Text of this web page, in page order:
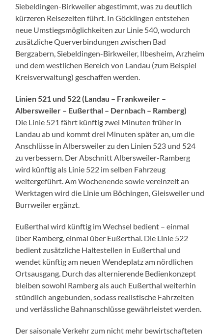
Siebeldingen-Birkweiler abgestimmt, was zu deutlich
kürzeren Reisezeiten führt. In Göcklingen entstehen
neue Umstiegsmöglichkeiten zur Linie 540, wodurch
zusätzliche Querverbindungen zwischen Bad
Bergzabern, Siebeldingen-Birkweiler, Ilbesheim, Arzheim
und dem westlichen Bereich von Landau (zum Beispiel
Kreisverwaltung) geschaffen werden.
Linien 521 und 522 (Landau – Frankweiler –
Albersweiler – Eußerthal – Dernbach – Ramberg)
Die Linie 521 fährt künftig zwei Minuten früher in
Landau ab und kommt drei Minuten später an, um die
Anschlüsse in Albersweiler zu den Linien 523 und 524
zu verbessern. Der Abschnitt Albersweiler-Ramberg
wird künftig als Linie 522 im selben Fahrzeug
weitergeführt. Am Wochenende sowie vereinzelt an
Werktagen wird die Linie um Böchingen, Gleisweiler und
Burrweiler ergänzt.
Eußerthal wird künftig im Wechsel bedient – einmal
über Ramberg, einmal über Eußerthal. Die Linie 522
bedient zusätzliche Haltestellen in Eußerthal und
wendet künftig am neuen Wendeplatz am nördlichen
Ortsausgang. Durch das alternierende Bedienkonzept
bleiben sowohl Ramberg als auch Eußerthal weiterhin
stündlich angebunden, sodass realistische Fahrzeiten
und verlässliche Bahnanschlüsse gewährleistet werden.
Der saisonale Verkehr zum nicht mehr bewirtschafteten